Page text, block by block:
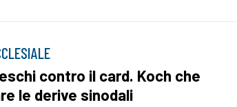
contro il card. Koch che
le derive sinodali